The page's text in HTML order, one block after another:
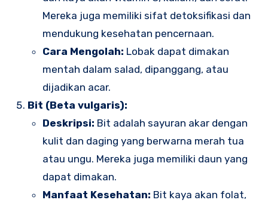
Mereka juga memiliki sifat detoksifikasi dan
mendukung kesehatan pencernaan.
Cara Mengolah: Lobak dapat dimakan
mentah dalam salad, dipanggang, atau
dijadikan acar.
Bit (Beta vulgaris):
Deskripsi: Bit adalah sayuran akar dengan
kulit dan daging yang berwarna merah tua
atau ungu. Mereka juga memiliki daun yang
dapat dimakan.
Manfaat Kesehatan: Bit kaya akan folat,